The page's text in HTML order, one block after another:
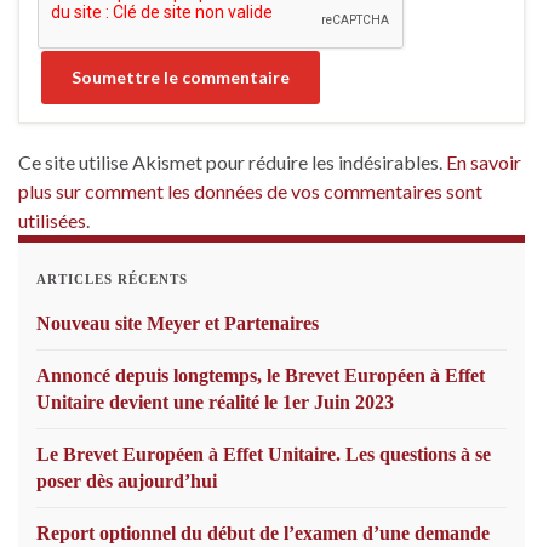
Ce site utilise Akismet pour réduire les indésirables. En savoir
plus sur comment les données de vos commentaires sont
utilisées.
ARTICLES RÉCENTS
Nouveau site Meyer et Partenaires
Annoncé depuis longtemps, le Brevet Européen à Effet
Unitaire devient une réalité le 1er Juin 2023
Le Brevet Européen à Effet Unitaire. Les questions à se
poser dès aujourd’hui
Report optionnel du début de l’examen d’une demande